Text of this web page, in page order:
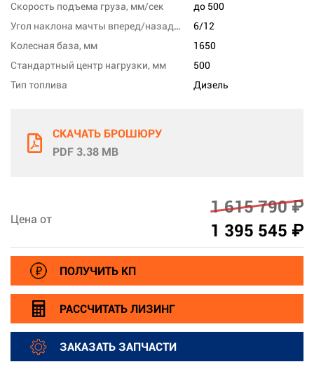
Скорость подъема груза, мм/сек
до 500
Угол наклона мачты вперед/назад, град
6/12
Колесная база, мм
1650
Стандартный центр нагрузки, мм
500
Тип топлива
Дизель
СКАЧАТЬ БРОШЮРУ
PDF 3.38 MB
Цена от
1 615 790 ₽
1 395 545 ₽
ПОЛУЧИТЬ КП
РАССЧИТАТЬ ЛИЗИНГ
ЗАКАЗАТЬ ЗАПЧАСТИ